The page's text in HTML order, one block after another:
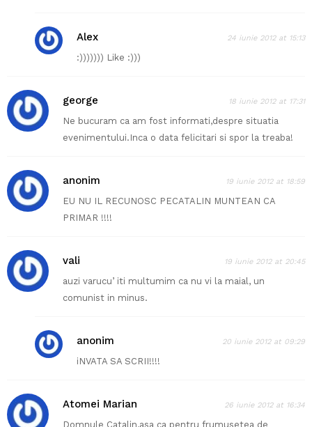
Alex 24 iunie 2012 at 15:13
:))))))) Like :)))
george 18 iunie 2012 at 17:31
Ne bucuram ca am fost informati,despre situatia
evenimentului.Inca o data felicitari si spor la treaba!
anonim 19 iunie 2012 at 18:59
EU NU IL RECUNOSC PECATALIN MUNTEAN CA
PRIMAR !!!!
vali 19 iunie 2012 at 20:45
auzi varucu’ iti multumim ca nu vi la maial, un
comunist in minus.
anonim 20 iunie 2012 at 09:29
iNVATA SA SCRII!!!!
Atomei Marian 26 iunie 2012 at 16:34
Domnule Catalin,asa ca pentru frumusetea de